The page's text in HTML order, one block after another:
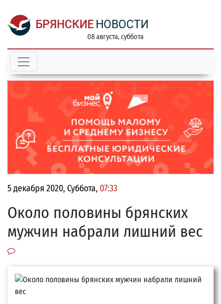
БРЯНСКИЕ НОВОСТИ
08 августа, суббота
5 декабря 2020, Суббота, 07:33
Около половины брянских
мужчин набрали лишний вес